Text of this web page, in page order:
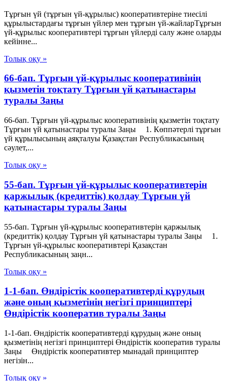
Тұрғын үй (тұрғын үй-құрылыс) кооперативтеріне тиесілі
құрылыстардағы тұрғын үйлер мен тұрғын үй-жайларТұрғын
үй-құрылыс кооперативтері тұрғын үйлерді салу және оларды
кейінне...
Толық оқу »
66-бап. Тұрғын үй-құрылыс кооперативінің
қызметін тоқтату Тұрғын үй қатынастары
туралы Заңы
66-бап. Тұрғын үй-құрылыс кооперативінің қызметін тоқтату
Тұрғын үй қатынастары туралы Заңы 1. Көппәтерлі тұрғын
үй құрылысының аяқталуы Қазақстан Республикасының
сәулет,...
Толық оқу »
55-бап. Тұрғын үй-құрылыс кооперативтерін
қаржылық (кредиттік) қолдау Тұрғын үй
қатынастары туралы Заңы
55-бап. Тұрғын үй-құрылыс кооперативтерін қаржылық
(кредиттік) қолдау Тұрғын үй қатынастары туралы Заңы 1.
Тұрғын үй-құрылыс кооперативтері Қазақстан
Республикасының заңн...
Толық оқу »
1-1-бап. Өндiрiстiк кооперативтердi құрудың
және оның қызметiнiң негiзгi принциптерi
Өндiрiстiк кооператив туралы Заңы
1-1-бап. Өндiрiстiк кооперативтердi құрудың және оның
қызметiнiң негiзгi принциптерi Өндiрiстiк кооператив туралы
Заңы Өндiрiстiк кооперативтер мынадай принциптер
негiзiн...
Толық оқу »